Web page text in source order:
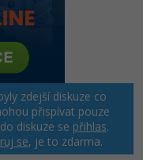
zdejší diskuze co
přispívat pouze
diskuze se přihlas.
se, je to zdarma.